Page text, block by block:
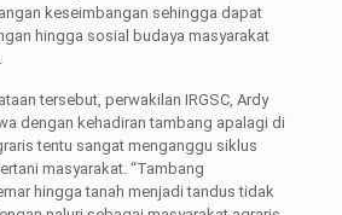
keseimbangan sehingga dapat
hingga sosial budaya masyarakat
tersebut, perwakilan IRGSC, Ardy
dengan kehadiran tambang apalagi di
tentu sangat menganggu siklus
masyarakat. “Tambang
hingga tanah menjadi tandus tidak